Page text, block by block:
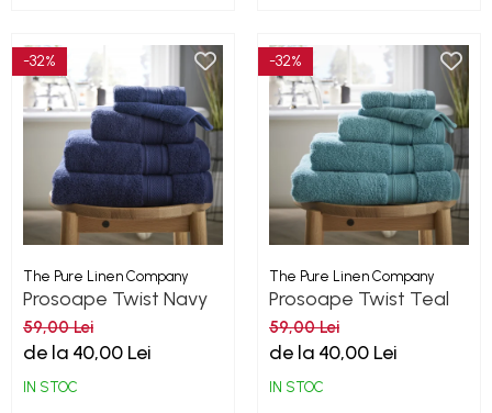
-32%
The Pure Linen Company
Prosoape Twist Navy
500GSM
59,00 Lei
de la 40,00 Lei
IN STOC
-32%
The Pure Linen Company
Prosoape Twist Teal
500GSM
59,00 Lei
de la 40,00 Lei
IN STOC